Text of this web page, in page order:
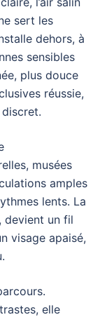
sert les
dehors, à
sensibles
plus douce
réussie,
musées
amples
lents. La
devient un fil
visage apaisé,
elle